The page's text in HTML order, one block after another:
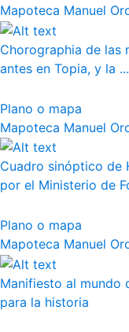
Mapoteca Manuel
Chorographia de las
antes en Topia, y la ...
Plano o mapa
Mapoteca Manuel
Cuadro sinóptico de
por el Ministerio de
Plano o mapa
Mapoteca Manuel
Manifiesto al mundo
para la historia